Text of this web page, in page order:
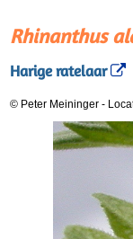
Rhinanthus
Harige ratelaar
© Peter Meininger -